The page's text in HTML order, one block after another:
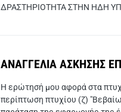
ΔΡΑΣΤΗΡΙΟΤΗΤΑ ΣΤΗΝ ΗΔΗ
ΑΝΑΓΓΕΛΙΑ ΑΣΚΗΣΗΣ
Η ερώτησή μου αφορά στα
περίπτωση πτυχίου (ζ)